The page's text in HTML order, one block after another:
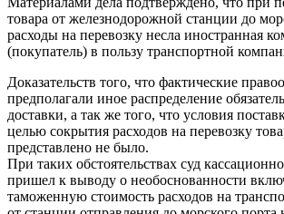
товара от железнодорожной станции до
расходы на перевозку несла иностранная
(покупатель) в пользу транспортной
Доказательств того, что фактические
предполагали иное распределение
доставки, а так же того, что условия
целью сокрытия расходов на перевозку
представлено не было.
При таких обстоятельствах суд
пришел к выводу о необоснованности
таможенную стоимость расходов на